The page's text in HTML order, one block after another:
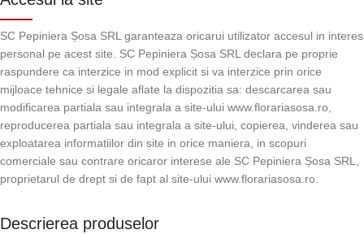
SC Pepiniera Șosa SRL garanteaza oricarui utilizator accesul in interes
personal pe acest site. SC Pepiniera Șosa SRL declara pe proprie
raspundere ca interzice in mod explicit si va interzice prin orice
mijloace tehnice si legale aflate la dispozitia sa: descarcarea sau
modificarea partiala sau integrala a site-ului www.florariasosa.ro,
reproducerea partiala sau integrala a site-ului, copierea, vinderea sau
exploatarea informatiilor din site in orice maniera, in scopuri
comerciale sau contrare oricaror interese ale SC Pepiniera Șosa SRL,
proprietarul de drept si de fapt al site-ului www.florariasosa.ro.
Descrierea produselor